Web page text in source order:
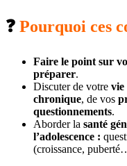
❓ Pourquoi ces
Faire le point sur
préparer.
Discuter de votre vie
chronique, de vos
questionnements.
Aborder la santé
l’adolescence :
(croissance,